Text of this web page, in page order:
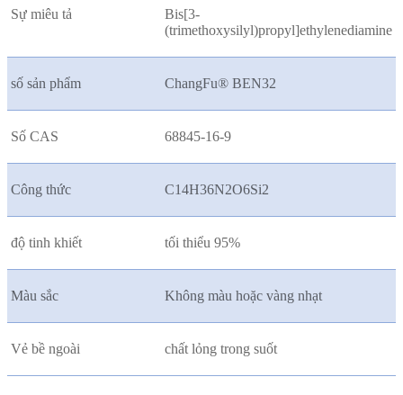
Sự miêu tả
Bis[3-
(trimethoxysilyl)propyl]ethylenediamine
số sản phẩm ChangFu® BEN32
Số CAS 68845-16-9
Công thức C14H36N2O6Si2
độ tinh khiết tối thiểu 95%
Màu sắc Không màu hoặc vàng nhạt
Vẻ bề ngoài chất lỏng trong suốt